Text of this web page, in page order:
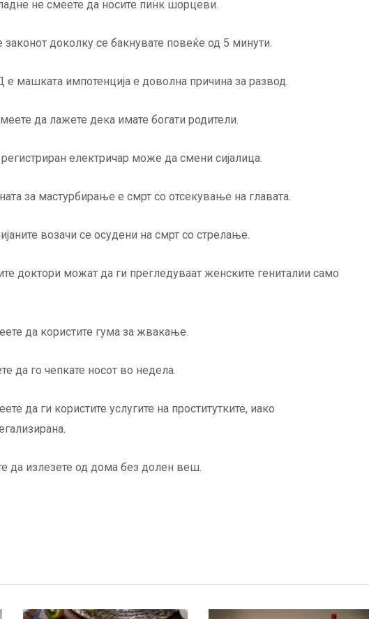
не смеете да носите пинк шорцеви.
законот доколку се бакнувате повеќе од 5 минути.
e машката импотенција е доволна причина за развод.
да лажете дека имате богати родители.
електричар може да смени сијалица.
за мастурбирање е смрт со отсекување на главата.
возачи се осудени на смрт со стрелање.
доктори можат да ги прегледуваат женските гениталии само
да користите гума за жвакање.
да го чепкате носот во недела.
да ги користите услугите на проститутките, иако
да излезете од дома без долен веш.